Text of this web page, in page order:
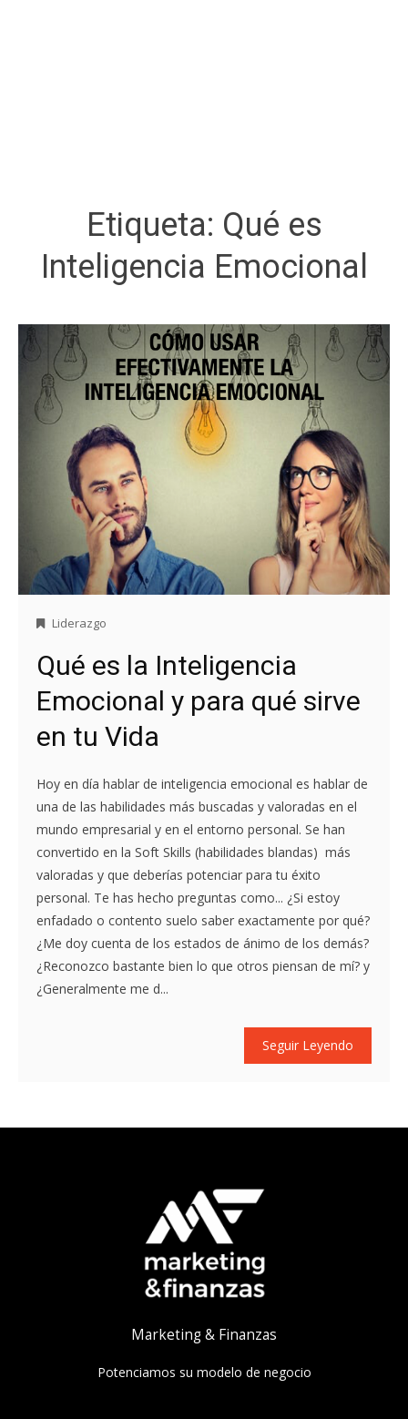
Etiqueta: Qué es
Inteligencia Emocional
Liderazgo
Qué es la Inteligencia
Emocional y para qué sirve
en tu Vida
Hoy en día hablar de inteligencia emocional es hablar de
una de las habilidades más buscadas y valoradas en el
mundo empresarial y en el entorno personal. Se han
convertido en la Soft Skills (habilidades blandas) más
valoradas y que deberías potenciar para tu éxito
personal. Te has hecho preguntas como... ¿Si estoy
enfadado o contento suelo saber exactamente por qué?
¿Me doy cuenta de los estados de ánimo de los demás?
¿Reconozco bastante bien lo que otros piensan de mí? y
¿Generalmente me d...
Seguir Leyendo
Marketing & Finanzas
Potenciamos su modelo de negocio